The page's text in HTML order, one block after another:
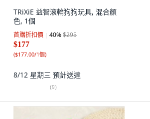
TRiXiE 益智滾輪狗狗玩具, 混合顏
色, 1個
首購折扣價 40%$295
$177
($177.00/1個)
8/12 星期三 預計送達
(9)